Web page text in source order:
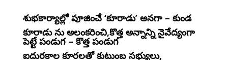
శుభకార్యాల్లో పూజించే ‘కూరాడు’ అనగా – కుండ
కూరాడు ను అలంకరించి,కొత్త అన్నాన్ని నైవేద్యంగా
పెట్టే పండుగ – కొత్త పండుగ
ఐదురకాల కూరలతో కుటుంబ సభ్యులు,